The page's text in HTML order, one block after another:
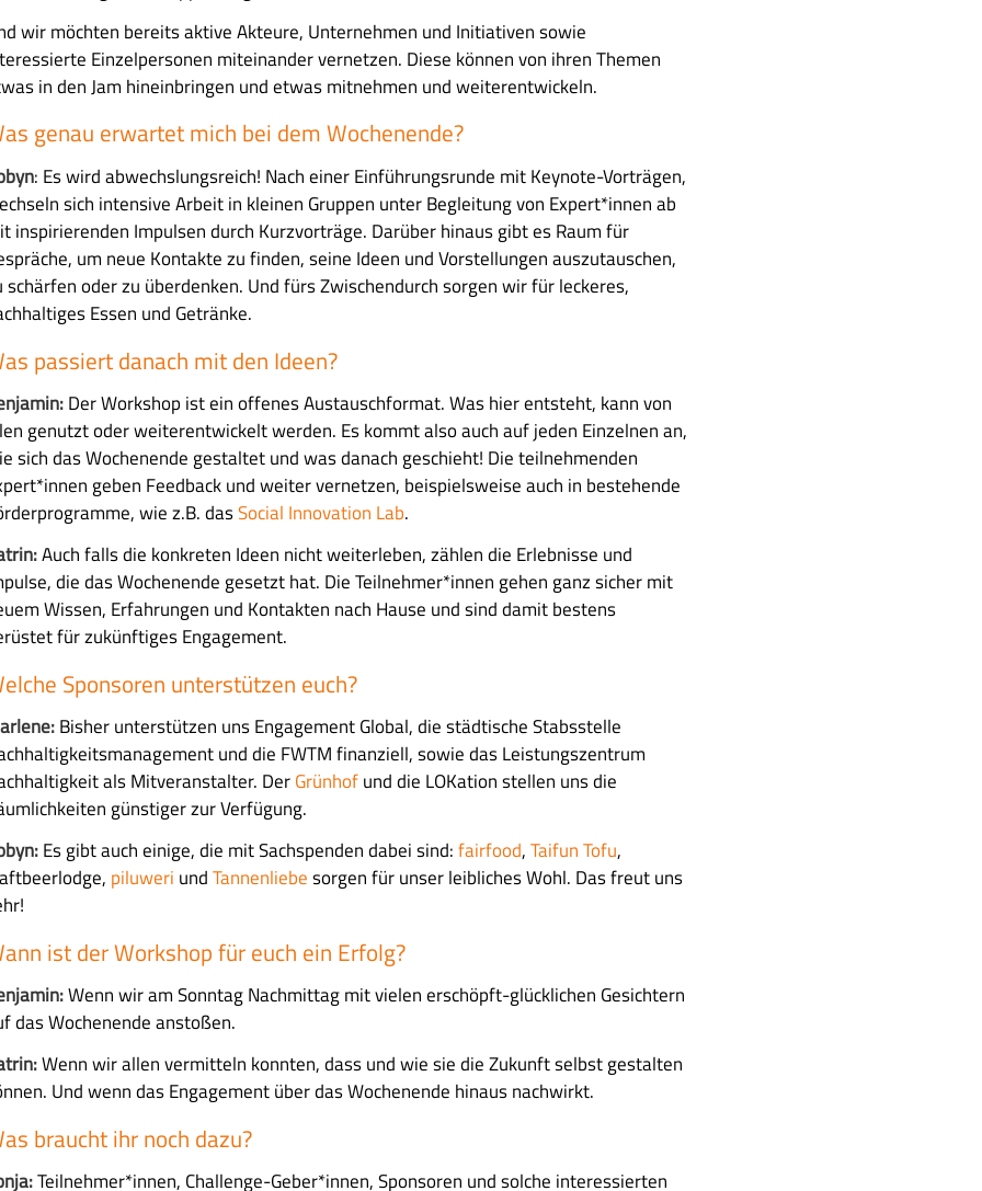
wir möchten bereits aktive Akteure, Unternehmen und Initiativen sowie
Einzelpersonen miteinander vernetzen. Diese können von ihren Themen
in den Jam hineinbringen und etwas mitnehmen und weiterentwickeln.
genau erwartet mich bei dem Wochenende?
: Es wird abwechslungsreich! Nach einer Einführungsrunde mit Keynote-Vorträgen,
sich intensive Arbeit in kleinen Gruppen unter Begleitung von Expert*innen ab
inspirierenden Impulsen durch Kurzvorträge. Darüber hinaus gibt es Raum für
um neue Kontakte zu finden, seine Ideen und Vorstellungen auszutauschen,
schärfen oder zu überdenken. Und fürs Zwischendurch sorgen wir für leckeres,
Essen und Getränke.
passiert danach mit den Ideen?
Der Workshop ist ein offenes Austauschformat. Was hier entsteht, kann von
genutzt oder weiterentwickelt werden. Es kommt also auch auf jeden Einzelnen an,
sich das Wochenende gestaltet und was danach geschieht! Die teilnehmenden
geben Feedback und weiter vernetzen, beispielsweise auch in bestehende
wie z.B. dasSocial Innovation Lab.
Auch falls die konkreten Ideen nicht weiterleben, zählen die Erlebnisse und
die das Wochenende gesetzt hat. Die Teilnehmer*innen gehen ganz sicher mit
Wissen, Erfahrungen und Kontakten nach Hause und sind damit bestens
für zukünftiges Engagement.
Sponsoren unterstützen euch?
Bisher unterstützen unsEngagement Global, die städtische Stabsstelle
und die FWTM finanziell, sowie das Leistungszentrum
als Mitveranstalter. DerGrünhofund die LOKation stellen uns die
günstiger zur Verfügung.
Es gibt auch einige, die mit Sachspenden dabei sind:fairfood,Taifun Tofu,
piluweri undTannenliebesorgen für unser leibliches Wohl. Das freut uns
ist der Workshop für euch ein Erfolg?
Wenn wir am Sonntag Nachmittag mit vielen erschöpft-glücklichen Gesichtern
das Wochenende anstoßen.
Wenn wir allen vermitteln konnten, dass und wie sie die Zukunft selbst gestalten
Und wenn das Engagement über das Wochenende hinaus nachwirkt.
braucht ihr noch dazu?
Teilnehmer*innen, Challenge-Geber*innen, Sponsoren und solche interessierten